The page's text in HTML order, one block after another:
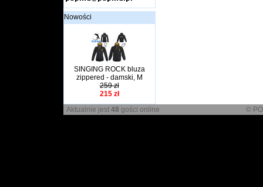
Nowości
SINGING ROCK bluza
zippered - damski, M
259 zł
215 zł
Aktualnie jest 48 gości online ©